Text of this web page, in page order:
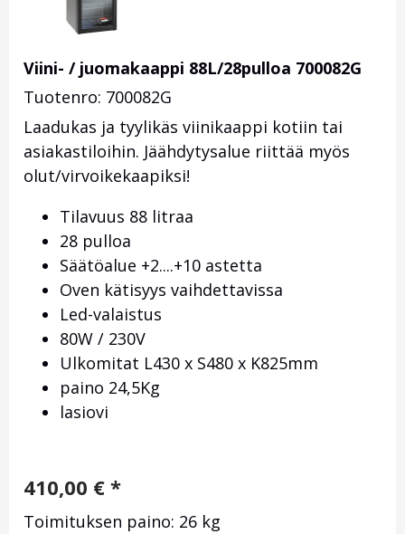
Viini- / juomakaappi 88L/28pulloa 700082G
Tuotenro: 700082G
Laadukas ja tyylikäs viinikaappi kotiin tai
asiakastiloihin. Jäähdytysalue riittää myös
olut/virvoikekaapiksi!
Tilavuus 88 litraa
28 pulloa
Säätöalue +2....+10 astetta
Oven kätisyys vaihdettavissa
Led-valaistus
80W / 230V
Ulkomitat L430 x S480 x K825mm
paino 24,5Kg
lasiovi
410,00 € *
Toimituksen paino: 26 kg